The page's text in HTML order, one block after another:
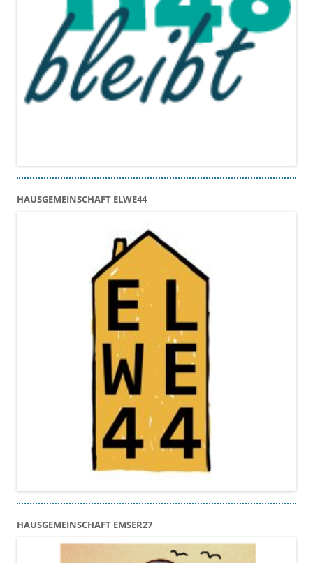
HAUSGEMEINSCHAFT ELWE44
HAUSGEMEINSCHAFT EMSER27